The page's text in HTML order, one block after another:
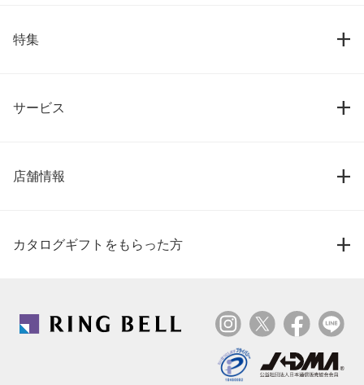
特集
サービス
店舗情報
カタログギフトをもらった方